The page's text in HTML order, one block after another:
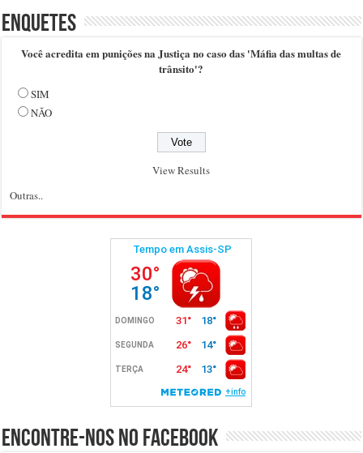
Enquetes
Você acredita em punições na Justiça no caso das 'Máfia das multas de
trânsito'?
SIM
NÃO
View Results
Outras..
Encontre-nos no Facebook